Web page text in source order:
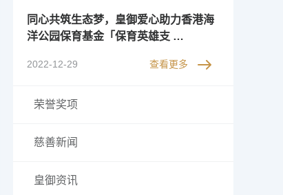
同心共筑生态梦，皇御爱心助力香港海
洋公园保育基金「保育英雄支 …
2022-12-29 查看更多
荣誉奖项
慈善新闻
皇御资讯